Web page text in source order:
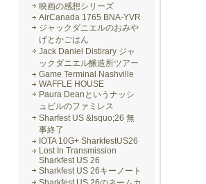
映画の感想シリーズ
AirCanada 1765 BNA-YVR
ジャックダニエルのおみや
げとかごはん
Jack Daniel Distirary ジャ
ックダニエル醸造所ツアー
Game Terminal Nashville
WAFFLE HOUSE
Paura Deanというナッシ
ュビルのファミレス
Sharfest US &lsquo;26 無
事終了
IOTA 10G+ SharkfestUS26
Lost In Transmission
Sharkfest US 26
Sharkfest US 26キーノート